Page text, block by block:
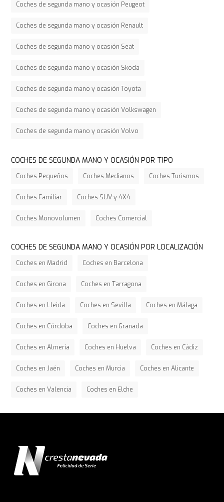
Coches de segunda mano y ocasión Peugeot
Coches de segunda mano y ocasión Renault
Coches de segunda mano y ocasión Seat
Coches de segunda mano y ocasión Skoda
Coches de segunda mano y ocasión Toyota
Coches de segunda mano y ocasión Volkswagen
Coches de segunda mano y ocasión Volvo
COCHES DE SEGUNDA MANO Y OCASIÓN POR TIPO
Coches Pequeños Coches Medianos Coches Turismos
Coches Familiar Coches SUV y 4X4
Coches Monovolumen Coches Comercial
COCHES DE SEGUNDA MANO Y OCASIÓN POR LOCALIZACIÓN
Coches en Madrid Coches en Barcelona
Coches en Girona Coches en Tarragona
Coches en Lleida Coches en Sevilla Coches en Málaga
Coches en Córdoba Coches en Granada
Coches en Almería Coches en Huelva Coches en Cádiz
Coches en Jaén Coches en Murcia Coches en Alicante
Coches en Valencia Coches en Elche